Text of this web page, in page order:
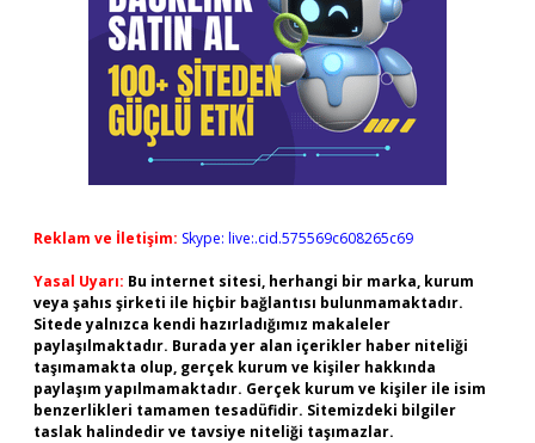
Reklam ve İletişim: Skype: live:.cid.575569c608265c69
Yasal Uyarı: Bu internet sitesi, herhangi bir marka, kurum
veya şahıs şirketi ile hiçbir bağlantısı bulunmamaktadır.
Sitede yalnızca kendi hazırladığımız makaleler
paylaşılmaktadır. Burada yer alan içerikler haber niteliği
taşımamakta olup, gerçek kurum ve kişiler hakkında
paylaşım yapılmamaktadır. Gerçek kurum ve kişiler ile isim
benzerlikleri tamamen tesadüfidir. Sitemizdeki bilgiler
taslak halindedir ve tavsiye niteliği taşımazlar.